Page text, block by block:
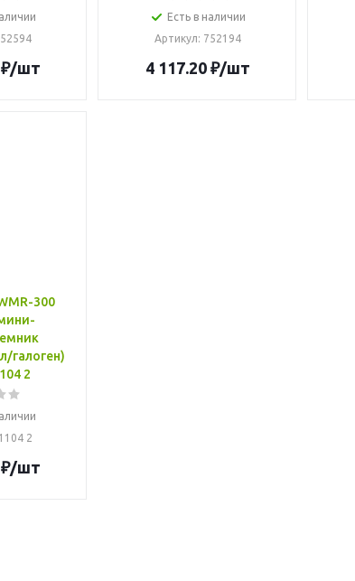
/шт
Есть в наличии
Артикул: 752194
4 117.20₽/шт
300
галоген)
2
2
/шт